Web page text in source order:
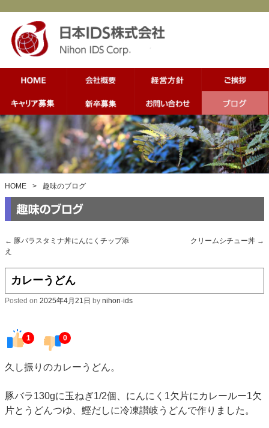
HOME > 趣味のブログ
← 豚バラスタミナ丼にんにくチップ添
え
クリームシチュー丼 →
カレーうどん
Posted on 2025年4月21日 by nihon-ids
1 0
久し振りのカレーうどん。
豚バラ130gに玉ねぎ1/2個、にんにく1欠片にカレールー1欠
片とうどんつゆ、鰹だしに冷凍讃岐うどんで作りました。